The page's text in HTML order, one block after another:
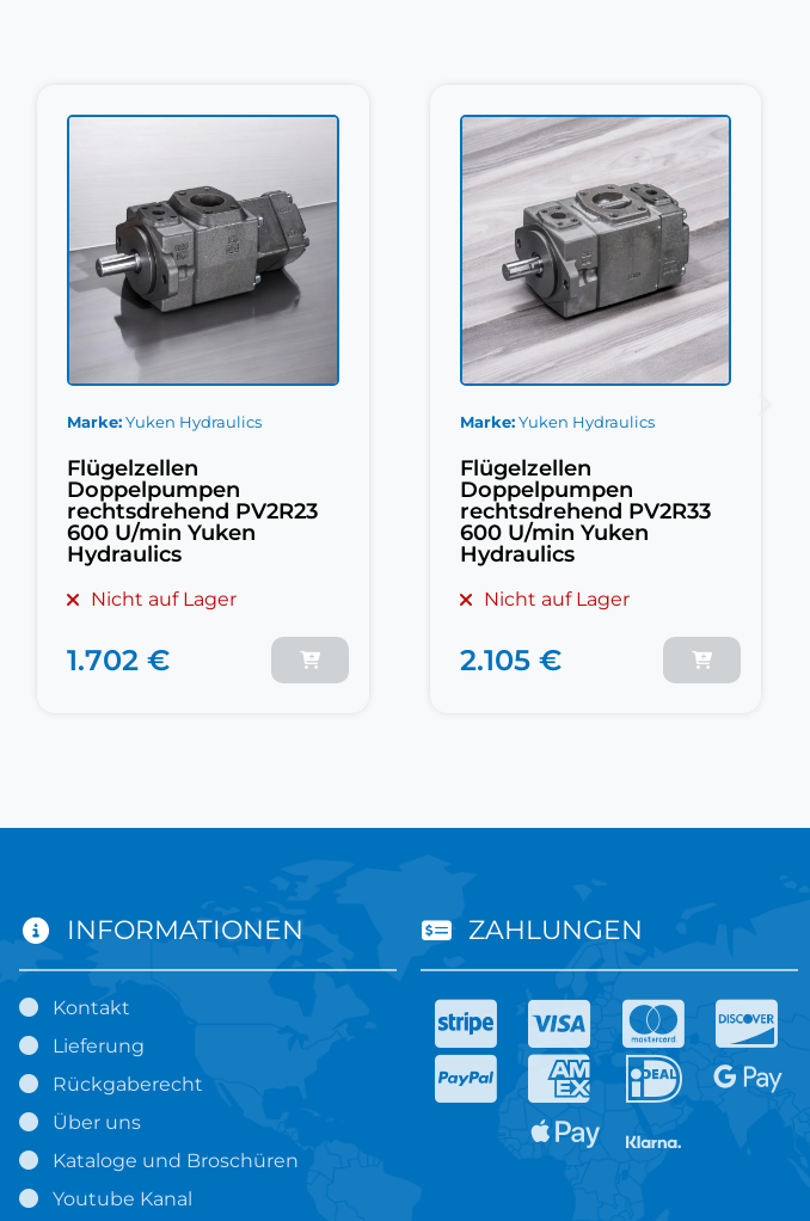
Marke Yuken Hydraulics
Flügelzellen
Doppelpumpen
rechtsdrehend PV2R33
600 U/min Yuken
Hydraulics
Nicht auf Lager
2.105 €
Marke Yuken Hydraulics
Flügelzellen
Doppelpumpen
rechtsdrehend PV2R14
750 U/min Yuken
Hydraulics
Nicht auf Lager
2.795 €
INFORMATIONEN
Kontakt
Lieferung
Rückgaberecht
Über uns
Kataloge und Broschüren
Youtube Kanal
ZAHLUNGEN